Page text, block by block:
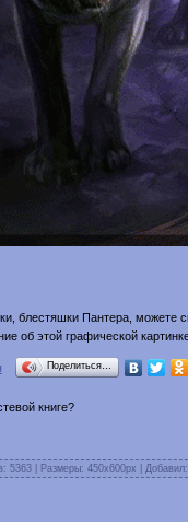
блестяшки Пантера, можете
об этой графической
Поделиться…
книге?
: 5363 | Размеры: 450x600px | Добавил: